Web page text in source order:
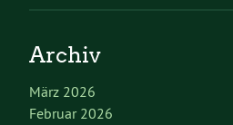
Archiv
März 2026
Februar 2026